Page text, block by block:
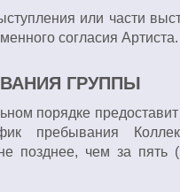
или части
согласия Артиста.
ГРУППЫ
порядке
пребывания
позднее, чем за пять